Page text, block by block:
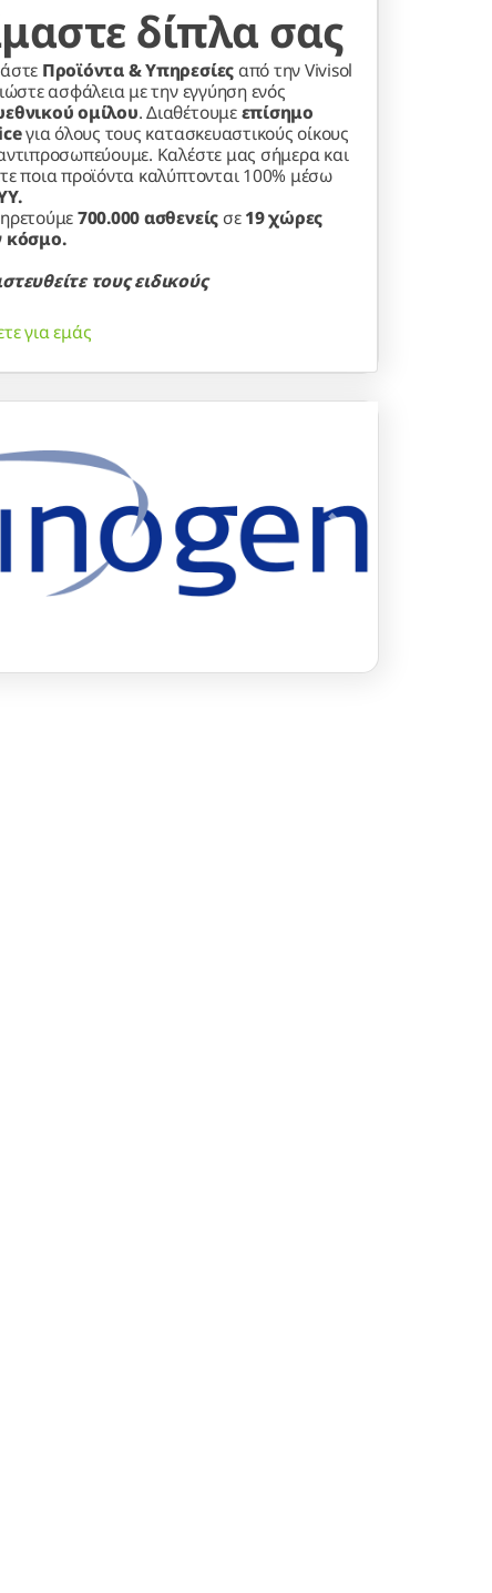
δίπλα σας
Προϊόντα & Υπηρεσίες από την Vivisol
ασφάλεια με την εγγύηση ενός
ομίλου. Διαθέτουμεεπίσημο
για όλους τους κατασκευαστικούς οίκους
Καλέστε μας σήμερα και
ποια προϊόντα καλύπτονται 100% μέσω
700.000 ασθενείς σε19 χώρες
κόσμο.
τους ειδικούς
για εμάς